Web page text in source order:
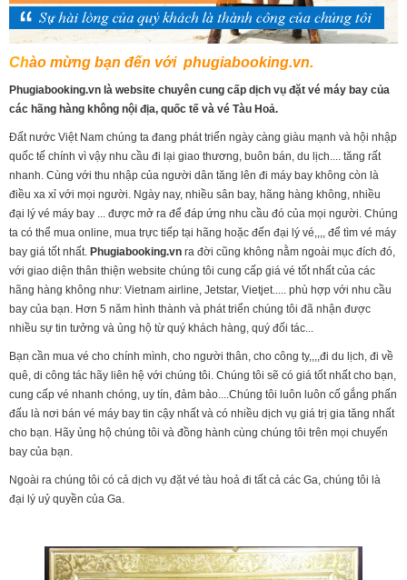
Chào mừng bạn đến với phugiabooking.vn.
Phugiabooking.vn là website chuyên cung cấp dịch vụ đặt vé máy bay của
các hãng hàng không nội địa, quốc tế và vé Tàu Hoả.
Đất nước Việt Nam chúng ta đang phát triển ngày càng giàu mạnh và hội nhập
quốc tế chính vì vậy nhu cầu đi lại giao thương, buôn bán, du lịch.... tăng rất
nhanh. Cùng với thu nhập của người dân tăng lên đi máy bay không còn là
điều xa xỉ với mọi người. Ngày nay, nhiều sân bay, hãng hàng không, nhiều
đại lý vé máy bay ... được mở ra để đáp ứng nhu cầu đó của mọi người. Chúng
ta có thể mua online, mua trực tiếp tại hãng hoặc đến đại lý vé,,,, để tìm vé máy
bay giá tốt nhất. Phugiabooking.vn ra đời cũng không nằm ngoài mục đích đó,
với giao diện thân thiện website chúng tôi cung cấp giá vé tốt nhất của các
hãng hàng không như: Vietnam airline, Jetstar, Vietjet..... phù hợp với nhu cầu
bay của bạn. Hơn 5 năm hình thành và phát triển chúng tôi đã nhận được
nhiều sự tin tưởng và ủng hộ từ quý khách hàng, quý đối tác...
Bạn cần mua vé cho chính mình, cho người thân, cho công ty,,,,đi du lịch, đi về
quê, di công tác hãy liên hệ với chúng tôi. Chúng tôi sẽ có giá tốt nhất cho bạn,
cung cấp vé nhanh chóng, uy tín, đảm bảo....Chúng tôi luôn luôn cố gắng phấn
đấu là nơi bán vé máy bay tin cậy nhất và có nhiều dịch vụ giá trị gia tăng nhất
cho bạn. Hãy ủng hộ chúng tôi và đồng hành cùng chúng tôi trên mọi chuyến
bay của bạn.
Ngoài ra chúng tôi có cả dịch vụ đặt vé tàu hoả đi tất cả các Ga, chúng tôi là
đại lý uỷ quyền của Ga.